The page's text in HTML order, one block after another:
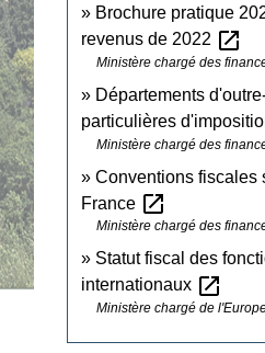
Brochure pratique
revenus de 2022 open_in_new
Ministère chargé des
Départements
particulières
Ministère chargé des
Conventions fiscales
France open_in_new
Ministère chargé des
Statut fiscal des
internationaux open_in_new
Ministère chargé de